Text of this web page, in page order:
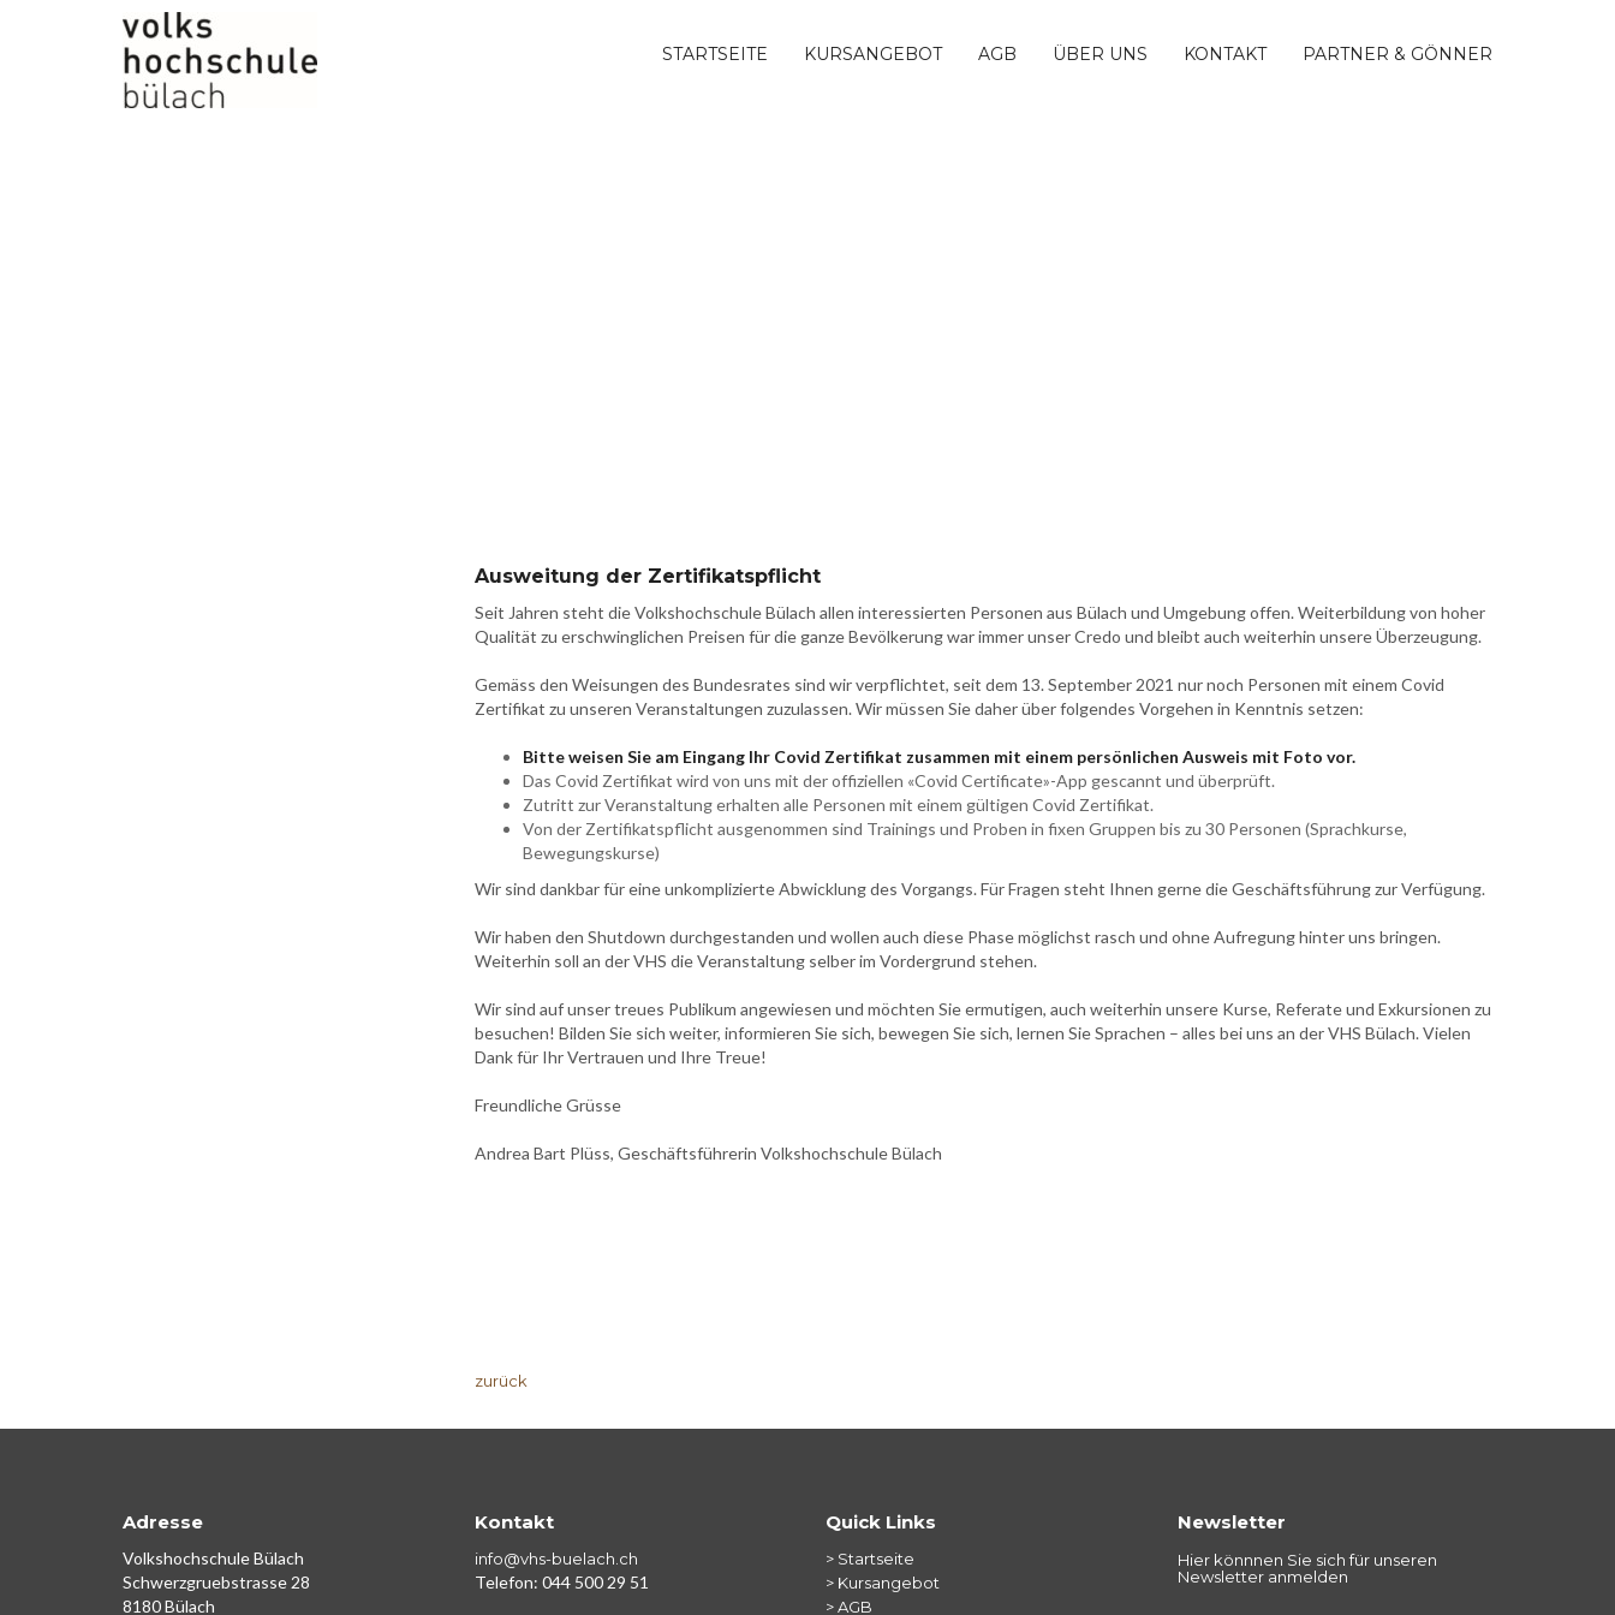
STARTSEITE KURSANGEBOT AGB ÜBER UNS KONTAKT PARTNER & GÖNNER
Ausweitung der Zertifikatspflicht
Seit Jahren steht die Volkshochschule Bülach allen interessierten Personen aus Bülach und Umgebung offen. Weiterbildung von hoher
Qualität zu erschwinglichen Preisen für die ganze Bevölkerung war immer unser Credo und bleibt auch weiterhin unsere Überzeugung.
Gemäss den Weisungen des Bundesrates sind wir verpflichtet, seit dem 13. September 2021 nur noch Personen mit einem Covid
Zertifikat zu unseren Veranstaltungen zuzulassen. Wir müssen Sie daher über folgendes Vorgehen in Kenntnis setzen:
Bitte weisen Sie am Eingang Ihr Covid Zertifikat zusammen mit einem persönlichen Ausweis mit Foto vor.
Das Covid Zertifikat wird von uns mit der offiziellen «Covid Certificate»-App gescannt und überprüft.
Zutritt zur Veranstaltung erhalten alle Personen mit einem gültigen Covid Zertifikat.
Von der Zertifikatspflicht ausgenommen sind Trainings und Proben in fixen Gruppen bis zu 30 Personen (Sprachkurse,
Bewegungskurse)
Wir sind dankbar für eine unkomplizierte Abwicklung des Vorgangs. Für Fragen steht Ihnen gerne die Geschäftsführung zur Verfügung.
Wir haben den Shutdown durchgestanden und wollen auch diese Phase möglichst rasch und ohne Aufregung hinter uns bringen.
Weiterhin soll an der VHS die Veranstaltung selber im Vordergrund stehen.
Wir sind auf unser treues Publikum angewiesen und möchten Sie ermutigen, auch weiterhin unsere Kurse, Referate und Exkursionen zu
besuchen! Bilden Sie sich weiter, informieren Sie sich, bewegen Sie sich, lernen Sie Sprachen – alles bei uns an der VHS Bülach. Vielen
Dank für Ihr Vertrauen und Ihre Treue!
Freundliche Grüsse
Andrea Bart Plüss, Geschäftsführerin Volkshochschule Bülach
zurück
Adresse
Volkshochschule Bülach
Schwerzgruebstrasse 28
8180 Bülach
Kontakt
info@vhs-buelach.ch
Telefon: 044 500 29 51
Quick Links
> Startseite
> Kursangebot
> AGB
Newsletter
Hier könnnen Sie sich für unseren
Newsletter anmelden